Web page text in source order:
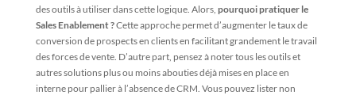
des outils à utiliser dans cette logique. Alors, pourquoi pratiquer le
Sales Enablement ?Cette approche permet d’augmenter le taux de
conversion de prospects en clients en facilitant grandement le travail
des forces de vente. D’autre part, pensez à noter tous les outils et
autres solutions plus ou moins abouties déjà mises en place en
interne pour pallier à l’absence de CRM. Vous pouvez lister non